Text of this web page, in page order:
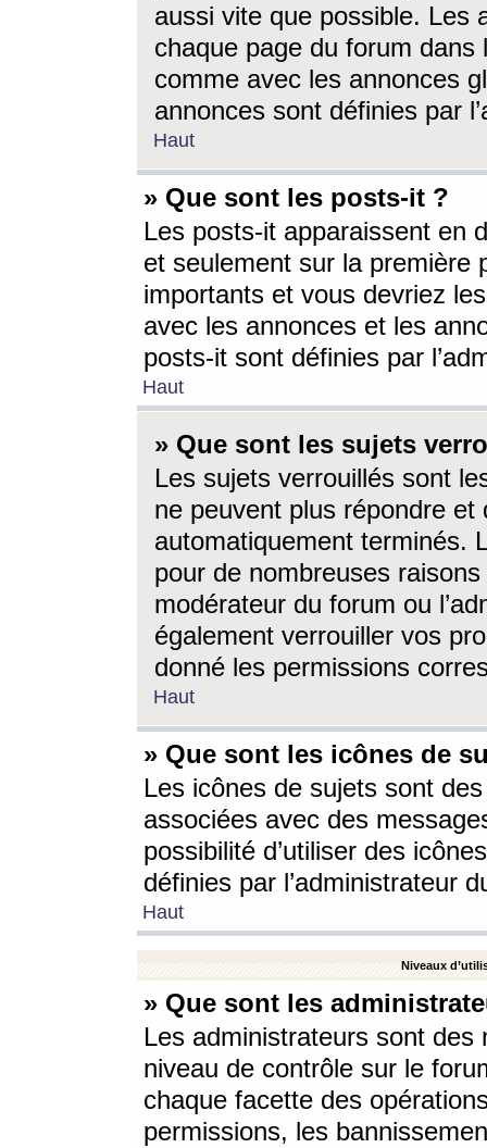
aussi vite que possible. Les
chaque page du forum dans
comme avec les annonces
annonces sont définies par
Haut
» Que sont les posts-it ?
Les posts-it apparaissent en
et seulement sur la première
importants et vous devriez
avec les annonces et les
posts-it sont définies par
Haut
» Que sont les sujets
Les sujets verrouillés sont
ne peuvent plus répondre
automatiquement terminés.
pour de nombreuses
modérateur du forum ou
également verrouiller vos
donné les permissions
Haut
» Que sont les icônes de
Les icônes de sujets sont
associées avec des
possibilité d’utiliser des
définies par l’administrateur
Haut
Niveaux
» Que sont les
Les administrateurs sont
niveau de contrôle sur le
chaque facette des
permissions, les